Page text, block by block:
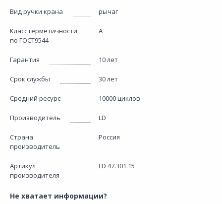
Вид ручки крана рычаг
Класс герметичности
по ГОСТ9544
А
Гарантия 10 лет
Срок службы 30 лет
Средний ресурс 10000 циклов
Производитель LD
Страна
производитель
Россия
Артикул
производителя
LD 47.301.15
Не хватает информации?